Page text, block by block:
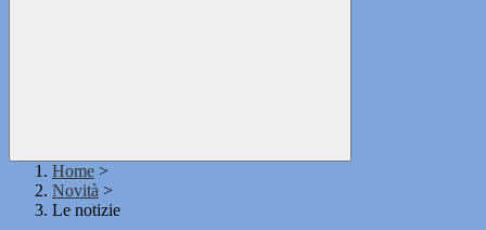
Home >
Novità >
Le notizie